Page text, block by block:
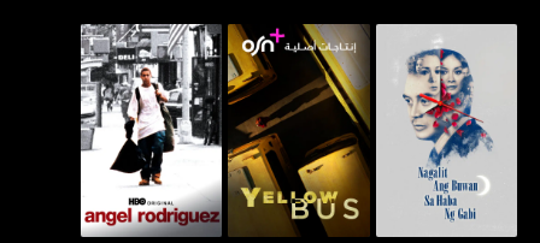
ناغاليت آنغ بوان سا هابا إنغ
غابي
ييلو باس إنجل رودريغز